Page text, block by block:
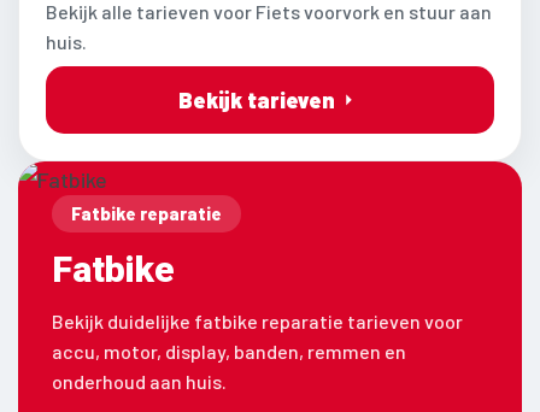
Bekijk alle tarieven voor Fiets voorvork en stuur aan
huis.
Bekijk tarieven
Fatbike reparatie
Fatbike
Bekijk duidelijke fatbike reparatie tarieven voor
accu, motor, display, banden, remmen en
onderhoud aan huis.